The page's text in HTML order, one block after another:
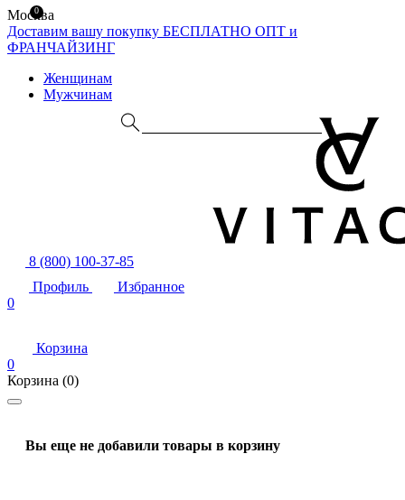
Москва
Доставим вашу покупку БЕСПЛАТНО ОПТ и
ФРАНЧАЙЗИНГ
Женщинам
Мужчинам
8 (800) 100-37-85
Профиль
Избранное
0
Корзина
0
Корзина (0)
Вы еще не добавили товары в корзину
0